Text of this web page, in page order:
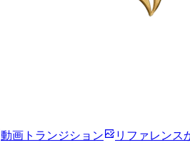
動画トランジション リファレンス